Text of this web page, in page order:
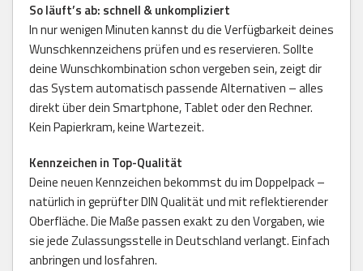
So läuft’s ab: schnell & unkompliziert
In nur wenigen Minuten kannst du die Verfügbarkeit deines
Wunschkennzeichens prüfen und es reservieren. Sollte
deine Wunschkombination schon vergeben sein, zeigt dir
das System automatisch passende Alternativen – alles
direkt über dein Smartphone, Tablet oder den Rechner.
Kein Papierkram, keine Wartezeit.
Kennzeichen in Top-Qualität
Deine neuen Kennzeichen bekommst du im Doppelpack –
natürlich in geprüfter DIN Qualität und mit reflektierender
Oberfläche. Die Maße passen exakt zu den Vorgaben, wie
sie jede Zulassungsstelle in Deutschland verlangt. Einfach
anbringen und losfahren.